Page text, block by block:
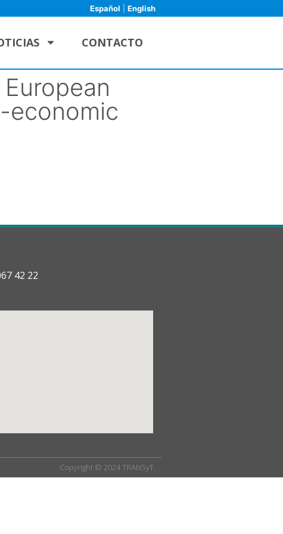
Español English
CONTACTO
economic
42 22
Copyright © 2024 TRANSyT.